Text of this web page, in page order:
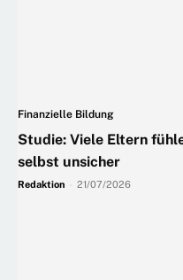
Finanzielle Bildung
Studie: Viele Eltern
selbst unsicher
Redaktion 21/07/2026